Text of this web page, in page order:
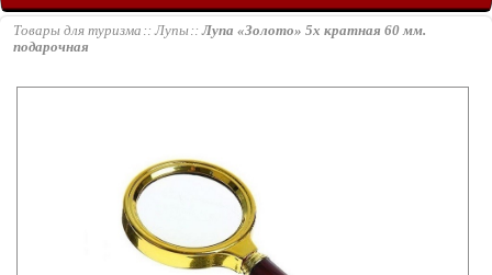
Товары для туризма Лупы
Лупа «Золото» 5х кратная 60 мм.
подарочная